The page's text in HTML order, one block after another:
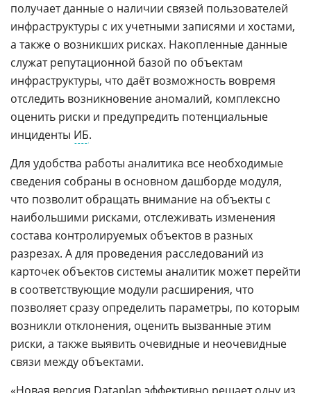
получает данные о наличии связей пользователей
инфраструктуры с их учетными записями и хостами,
а также о возникших рисках. Накопленные данные
служат репутационной базой по объектам
инфраструктуры, что даёт возможность вовремя
отследить возникновение аномалий, комплексно
оценить риски и предупредить потенциальные
инциденты ИБ.
Для удобства работы аналитика все необходимые
сведения собраны в основном дашборде модуля,
что позволит обращать внимание на объекты с
наибольшими рисками, отслеживать изменения
состава контролируемых объектов в разных
разрезах. А для проведения расследований из
карточек объектов системы аналитик может перейти
в соответствующие модули расширения, что
позволяет сразу определить параметры, по которым
возникли отклонения, оценить вызванные этим
риски, а также выявить очевидные и неочевидные
связи между объектами.